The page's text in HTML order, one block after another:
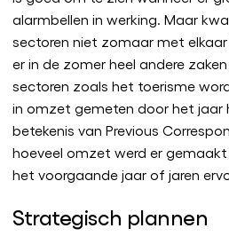
alarmbellen in werking. Maar
sectoren niet zomaar met elkaar
er in de zomer heel andere
sectoren zoals het toerisme
in omzet gemeten door het jaar
betekenis van Previous
hoeveel omzet werd er
het voorgaande jaar of jaren
Strategisch plannen